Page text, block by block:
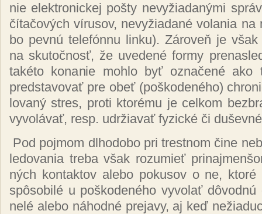
nie elek­tro­nic­kej poš­ty ne­vy­žia­da­ný­mi
čí­ta­čo­vých ví­ru­sov, ne­vy­žia­da­né vo­la­nia
bo pev­nú te­le­fón­nu lin­ku). Zá­ro­veň je
na sku­toč­nosť, že uve­de­né for­my
ta­ké­to ko­na­nie moh­lo byť ozna­če­né ako
pred­sta­vo­vať pre obeť (poš­ko­de­né­ho)
lo­va­ný stres, pro­ti kto­ré­mu je cel­kom
vy­vo­lá­vať, resp. udr­žia­vať fy­zic­ké či
Pod poj­mom dl­ho­do­bo pri tres­tnom či­ne
le­do­va­nia tre­ba však ro­zu­mieť
ných kon­tak­tov ale­bo po­ku­sov o ne,
spô­so­bi­lé u poš­ko­de­né­ho vy­vo­lať
ne­lé ale­bo ná­hod­né pre­ja­vy, aj keď